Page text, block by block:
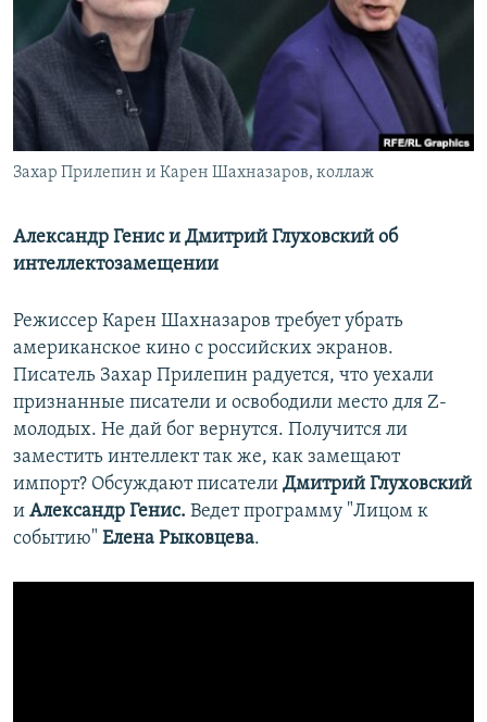
РАСПИСАНИЕ ВЕЩАНИЯ
ПОДПИШИТЕСЬ НА РАССЫЛКУ
СОЦИАЛЬНЫЕ СЕТИ
Все сайты РСЕ/РС
Захар Прилепин и Карен Шахназаров, коллаж
Александр Генис и Дмитрий Глуховский об
интеллектозамещении
Режиссер Карен Шахназаров требует убрать
американское кино с российских экранов.
Писатель Захар Прилепин радуется, что уехали
признанные писатели и освободили место для Z-
молодых. Не дай бог вернутся. Получится ли
заместить интеллект так же, как замещают
импорт? Обсуждают писатели Дмитрий Глуховский
и Александр Генис. Ведет программу "Лицом к
событию" Елена Рыковцева.